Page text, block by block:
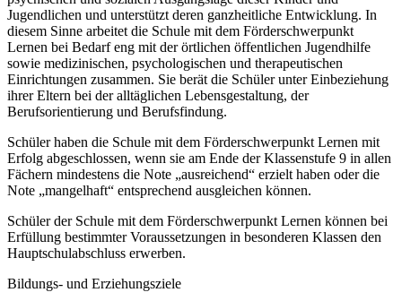
Jugendlichen und unterstützt deren ganzheitliche Entwicklung. In
diesem Sinne arbeitet die Schule mit dem Förderschwerpunkt
Lernen bei Bedarf eng mit der örtlichen öffentlichen Jugendhilfe
sowie medizinischen, psychologischen und therapeutischen
Einrichtungen zusammen. Sie berät die Schüler unter Einbeziehung
ihrer Eltern bei der alltäglichen Lebensgestaltung, der
Berufsorientierung und Berufsfindung.
Schüler haben die Schule mit dem Förderschwerpunkt Lernen mit
Erfolg abgeschlossen, wenn sie am Ende der Klassenstufe 9 in allen
Fächern mindestens die Note „ausreichend“ erzielt haben oder die
Note „mangelhaft“ entsprechend ausgleichen können.
Schüler der Schule mit dem Förderschwerpunkt Lernen können bei
Erfüllung bestimmter Voraussetzungen in besonderen Klassen den
Hauptschulabschluss erwerben.
Bildungs- und Erziehungsziele